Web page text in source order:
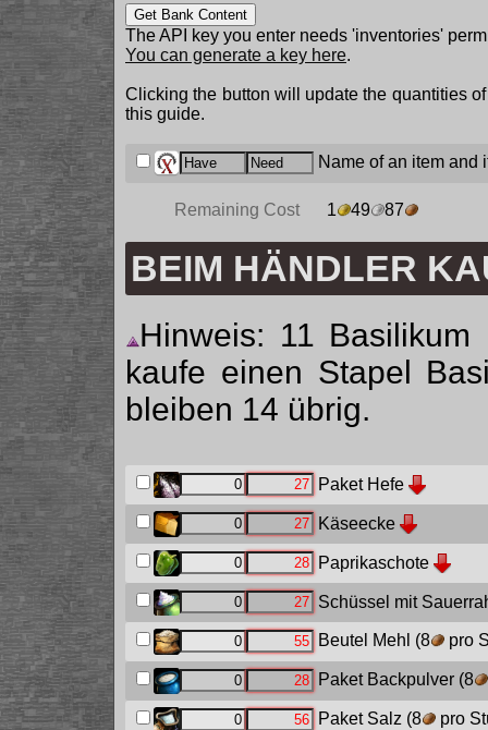
Get Bank Content
The API key you enter needs 'inventories'
You can generate a key here.
Clicking the button will update the quantities
this guide.
Name of an item and
Remaining Cost 1 49 87
BEIM HÄNDLER
Hinweis: 11
kaufe einen Stapel
bleiben 14 übrig.
Paket Hefe
Käseecke
Paprikaschote
Schüssel mit
Beutel Mehl (8 pro
Paket Backpulver(8
Paket Salz (8 pro